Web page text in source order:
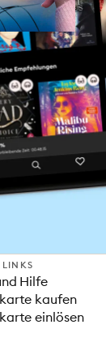
LINKS
Hilfe
kaufen
einlösen